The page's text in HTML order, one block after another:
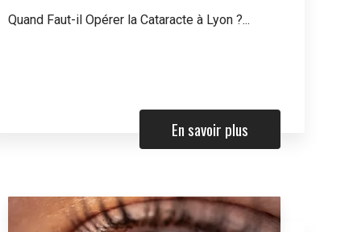
Quand Faut-il Opérer la Cataracte à Lyon ?...
En savoir plus